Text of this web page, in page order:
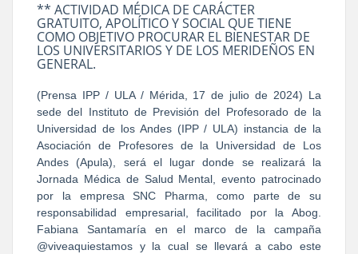
** ACTIVIDAD MÉDICA DE CARÁCTER
GRATUITO, APOLÍTICO Y SOCIAL QUE TIENE
COMO OBJETIVO PROCURAR EL BIENESTAR DE
LOS UNIVERSITARIOS Y DE LOS MERIDEÑOS EN
GENERAL.
(Prensa IPP / ULA / Mérida, 17 de julio de 2024) La
sede del Instituto de Previsión del Profesorado de la
Universidad de los Andes (IPP / ULA) instancia de la
Asociación de Profesores de la Universidad de Los
Andes (Apula), será el lugar donde se realizará la
Jornada Médica de Salud Mental, evento patrocinado
por la empresa SNC Pharma, como parte de su
responsabilidad empresarial, facilitado por la Abog.
Fabiana Santamaría en el marco de la campaña
@viveaquiestamos y la cual se llevará a cabo este